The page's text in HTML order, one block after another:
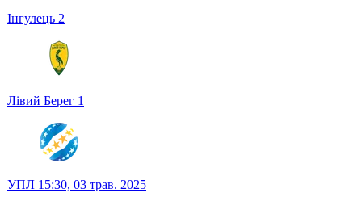
Інгулець 2
Лівий Берег 1
УПЛ 15:30, 03 трав. 2025